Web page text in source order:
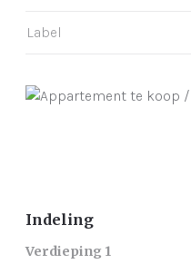
Label
Indeling
Verdieping 1